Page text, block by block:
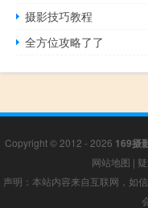
摄影技巧教程
全方位攻略了了
Copyright © 2012 - 2026 169摄
网站地图 |
声明：本站内容来自互联网，如